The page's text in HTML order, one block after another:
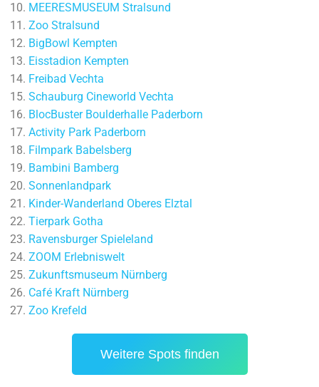
MEERESMUSEUM Stralsund
Zoo Stralsund
BigBowl Kempten
Eisstadion Kempten
Freibad Vechta
Schauburg Cineworld Vechta
BlocBuster Boulderhalle Paderborn
Activity Park Paderborn
Filmpark Babelsberg
Bambini Bamberg
Sonnenlandpark
Kinder-Wanderland Oberes Elztal
Tierpark Gotha
Ravensburger Spieleland
ZOOM Erlebniswelt
Zukunftsmuseum Nürnberg
Café Kraft Nürnberg
Zoo Krefeld
Weitere Spots finden